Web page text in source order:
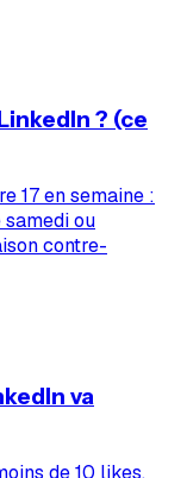
? (ce
17 en semaine :
ou
contre-
va
de 10 likes.